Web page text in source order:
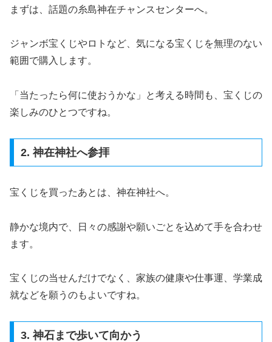
まずは、話題の糸島神在チャンスセンターへ。
ジャンボ宝くじやロトなど、気になる宝くじを無理のない
範囲で購入します。
「当たったら何に使おうかな」と考える時間も、宝くじの
楽しみのひとつですね。
2. 神在神社へ参拝
宝くじを買ったあとは、神在神社へ。
静かな境内で、日々の感謝や願いごとを込めて手を合わせ
ます。
宝くじの当せんだけでなく、家族の健康や仕事運、学業成
就などを願うのもよいですね。
3. 神石まで歩いて向かう